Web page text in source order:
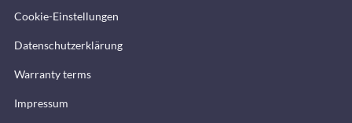
Cookie-Einstellungen
Datenschutzerklärung
Warranty terms
Impressum